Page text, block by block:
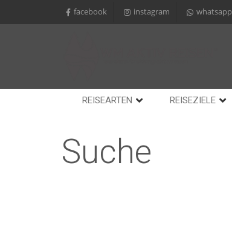
facebook instagram whatsapp
REISEARTEN REISEZIELE
Suche